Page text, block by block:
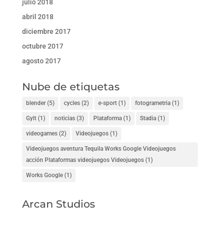
julio 2018
abril 2018
diciembre 2017
octubre 2017
agosto 2017
Nube de etiquetas
blender(5) cycles(2) e-sport(1) fotogrametria(1)
Gylt(1) noticias(3) Plataforma(1) Stadia(1)
videogames(2) Videojuegos(1)
Videojuegos aventura Tequila Works Google Videojuegos
acción Plataformas videojuegos Videojuegos(1)
Works Google(1)
Arcan Studios